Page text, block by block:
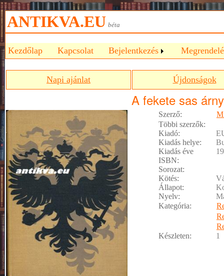
ANTIKVA.EU béta
Kezdőlap Kapcsolat Bejelentkezés
Napi ajánlat Újdonságok
A fekete sas
Szerző:
Többi szerzők:
Kiadó:
Kiadás helye:
Kiadás éve
ISBN:
Sorozat:
Kötés:
Állapot:
Nyelv:
Kategória:
Készleten:
1